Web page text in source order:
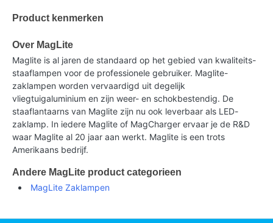
Product kenmerken
Over MagLite
Maglite is al jaren de standaard op het gebied van kwaliteits-
staaflampen voor de professionele gebruiker. Maglite-
zaklampen worden vervaardigd uit degelijk
vliegtuigaluminium en zijn weer- en schokbestendig. De
staaflantaarns van Maglite zijn nu ook leverbaar als LED-
zaklamp. In iedere Maglite of MagCharger ervaar je de R&D
waar Maglite al 20 jaar aan werkt. Maglite is een trots
Amerikaans bedrijf.
Andere MagLite product categorieen
MagLite Zaklampen